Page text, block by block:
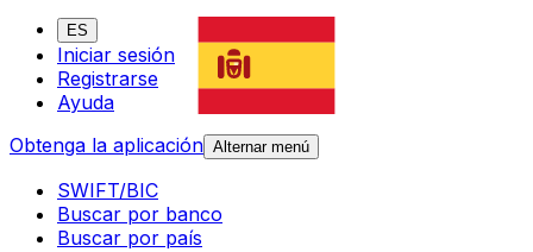
ES
Iniciar sesión
Registrarse
Ayuda
Obtenga la aplicación Alternar menú
SWIFT/BIC
Buscar por banco
Buscar por país